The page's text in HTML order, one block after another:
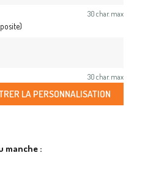
30 char. max
30 char. max
LA PERSONNALISATION
manche :